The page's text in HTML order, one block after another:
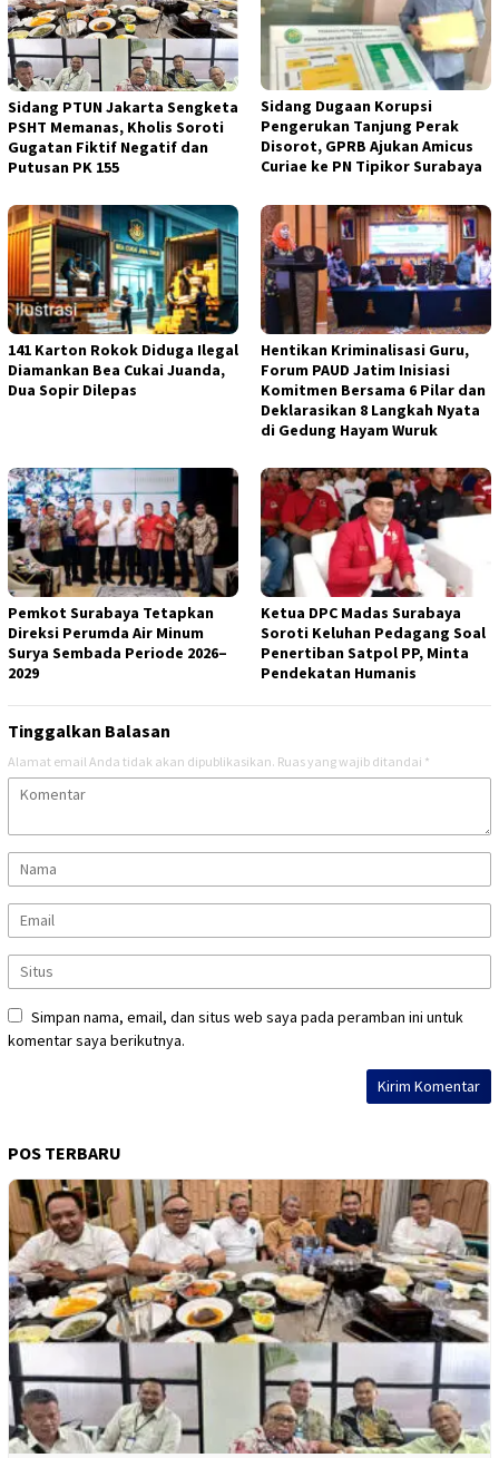
Sidang PTUN Jakarta Sengketa
PSHT Memanas, Kholis Soroti
Gugatan Fiktif Negatif dan
Putusan PK 155
Sidang Dugaan Korupsi
Pengerukan Tanjung Perak
Disorot, GPRB Ajukan Amicus
Curiae ke PN Tipikor Surabaya
141 Karton Rokok Diduga Ilegal
Diamankan Bea Cukai Juanda,
Dua Sopir Dilepas
Hentikan Kriminalisasi Guru,
Forum PAUD Jatim Inisiasi
Komitmen Bersama 6 Pilar dan
Deklarasikan 8 Langkah Nyata
di Gedung Hayam Wuruk
Pemkot Surabaya Tetapkan
Direksi Perumda Air Minum
Surya Sembada Periode 2026–
2029
Ketua DPC Madas Surabaya
Soroti Keluhan Pedagang Soal
Penertiban Satpol PP, Minta
Pendekatan Humanis
Tinggalkan Balasan
Alamat email Anda tidak akan dipublikasikan. Ruas yang wajib ditandai *
Simpan nama, email, dan situs web saya pada peramban ini untuk
komentar saya berikutnya.
POS TERBARU